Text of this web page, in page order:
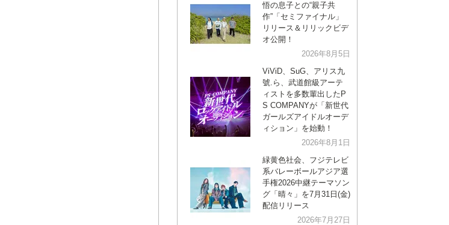
VTuber ディズニー
悟の息子との“親子共
作”「セミファイナル」
リリース＆リリックビデ
オ公開！
2026年8月5日
ViViD、SuG、アリス九
號.ら、武道館級アーテ
ィストを多数輩出したP
S COMPANYが「新世代
ガールズアイドルオーデ
ィション」を始動！
2026年8月1日
緑黄色社会、フジテレビ
系バレーボールアジア選
手権2026中継テーマソン
グ「晴々」を7月31日(金)
配信リリース
2026年7月27日